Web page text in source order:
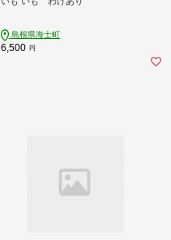
島根県海士町
6,500 円